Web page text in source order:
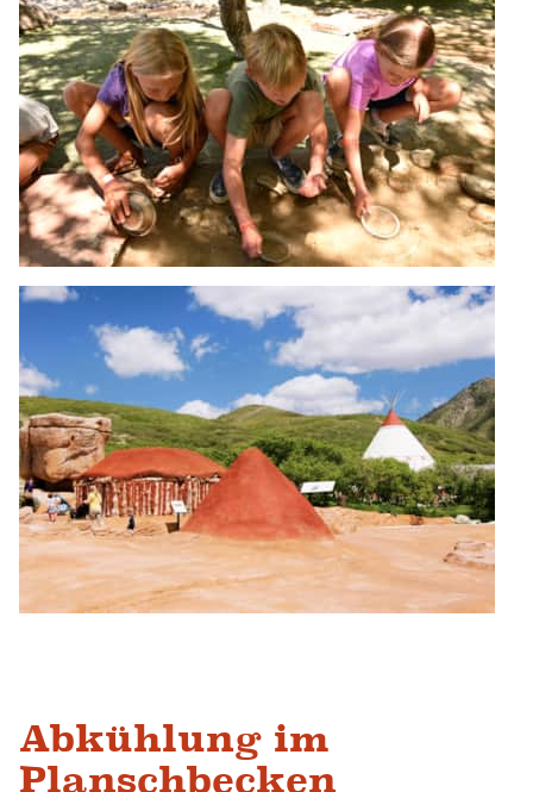
Abkühlung im
Planschbecken